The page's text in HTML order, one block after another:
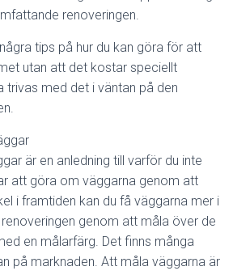
renoveringen.
tips på hur du kan göra för att
utan att det kostar speciellt
trivas med det i väntan på den
är en anledning till varför du inte
att göra om väggarna genom att
i framtiden kan du få väggarna mer i
genom att måla över de
en målarfärg. Det finns många
på marknaden. Att måla väggarna är